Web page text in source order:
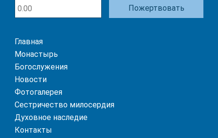
Пожертвовать
Главная
Монастырь
Богослужения
Новости
Фотогалерея
Сестричество милосердия
Духовное наследие
Контакты